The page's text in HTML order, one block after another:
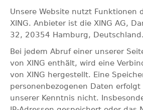
Unsere Website nutzt Funktionen
XING. Anbieter ist die XING AG,
32, 20354 Hamburg, Deutschland.
Bei jedem Abruf einer unserer
von XING enthält, wird eine
von XING hergestellt. Eine
personenbezogenen Daten erfolgt
unserer Kenntnis nicht.